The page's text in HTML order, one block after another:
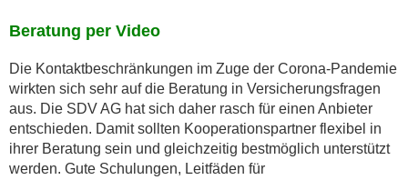
Beratung per Video
Die Kontaktbeschränkungen im Zuge der Corona-Pandemie
wirkten sich sehr auf die Beratung in Versicherungsfragen
aus. Die SDV AG hat sich daher rasch für einen Anbieter
entschieden. Damit sollten Kooperationspartner flexibel in
ihrer Beratung sein und gleichzeitig bestmöglich unterstützt
werden. Gute Schulungen, Leitfäden für